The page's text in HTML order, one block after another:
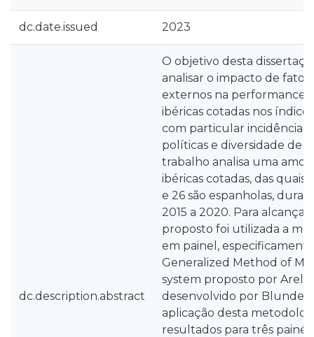
dc.date.issued 2023
dc.description.abstract
O objetivo desta
analisar o impacto de
externos na performance
ibéricas cotadas nos
com particular incidência
políticas e diversidade de
trabalho analisa uma
ibéricas cotadas, das quais
e 26 são espanholas,
2015 a 2020. Para
proposto foi utilizada a
em painel,
Generalized Method of
system proposto por
desenvolvido por Blundell
aplicação desta
resultados para três